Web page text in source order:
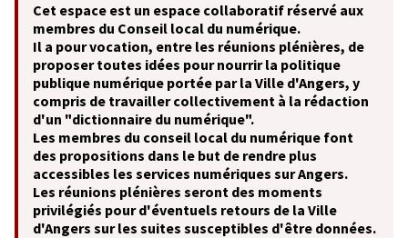
Cet espace est un espace collaboratif réservé aux
membres du Conseil local du numérique.
Il a pour vocation, entre les réunions plénières, de
proposer toutes idées pour nourrir la politique
publique numérique portée par la Ville d'Angers, y
compris de travailler collectivement à la rédaction
d'un "dictionnaire du numérique".
Les membres du conseil local du numérique font
des propositions dans le but de rendre plus
accessibles les services numériques sur Angers.
Les réunions plénières seront des moments
privilégiés pour d'éventuels retours de la Ville
d'Angers sur les suites susceptibles d'être données.